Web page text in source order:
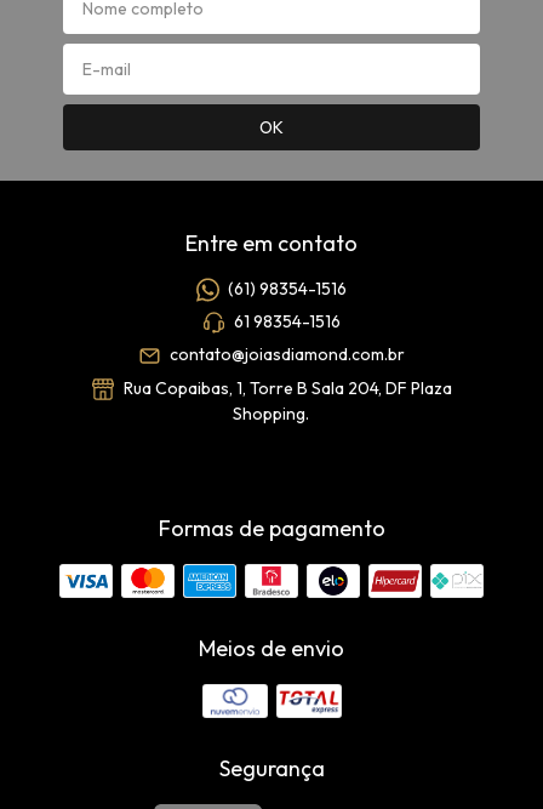
Entre em contato
(61) 98354-1516
61 98354-1516
contato@joiasdiamond.com.br
Rua Copaibas, 1, Torre B Sala 204, DF Plaza
Shopping.
Formas de pagamento
Meios de envio
Segurança